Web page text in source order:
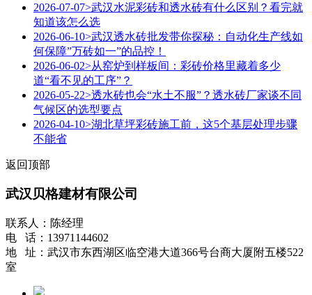
2026-07-07>武汉水泥彩砖和透水砖有什么区别？看完就
知道该怎么选
2026-06-10>武汉透水砖批发带你探秘：自动化生产线如
何保障”万砖如一”的品控！
2026-06-02>从窑炉到样板间：彩砖价格里藏着多少
道“看不见的工序”？
2026-05-22>透水砖也会“水土不服”？透水砖厂家谈不同
气候区的选型要点
2026-04-10>湖北草坪彩砖施工前，这5个基层处理步骤
不能省
返回顶部
武汉贝格建材有限公司
联系人：陈经理
电 话：13971144602
地 址：武汉市东西湖区临空港大道366号台商大厦附五楼522
室